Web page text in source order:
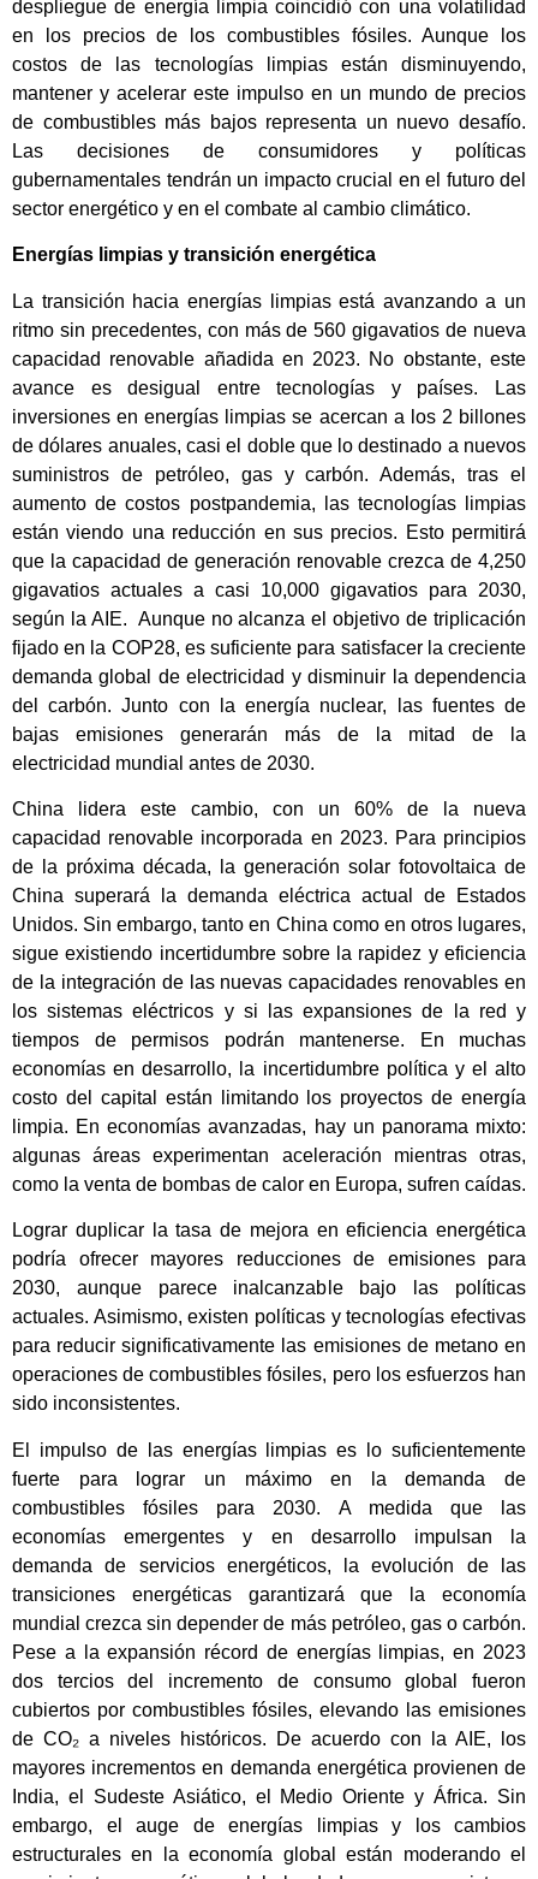
despliegue de energía limpia coincidió con una volatilidad
en los precios de los combustibles fósiles. Aunque los
costos de las tecnologías limpias están disminuyendo,
mantener y acelerar este impulso en un mundo de precios
de combustibles más bajos representa un nuevo desafío.
Las decisiones de consumidores y políticas
gubernamentales tendrán un impacto crucial en el futuro del
sector energético y en el combate al cambio climático.
Energías limpias y transición energética
La transición hacia energías limpias está avanzando a un
ritmo sin precedentes, con más de 560 gigavatios de nueva
capacidad renovable añadida en 2023. No obstante, este
avance es desigual entre tecnologías y países. Las
inversiones en energías limpias se acercan a los 2 billones
de dólares anuales, casi el doble que lo destinado a nuevos
suministros de petróleo, gas y carbón. Además, tras el
aumento de costos postpandemia, las tecnologías limpias
están viendo una reducción en sus precios. Esto permitirá
que la capacidad de generación renovable crezca de 4,250
gigavatios actuales a casi 10,000 gigavatios para 2030,
según la AIE. Aunque no alcanza el objetivo de triplicación
fijado en la COP28, es suficiente para satisfacer la creciente
demanda global de electricidad y disminuir la dependencia
del carbón. Junto con la energía nuclear, las fuentes de
bajas emisiones generarán más de la mitad de la
electricidad mundial antes de 2030.
China lidera este cambio, con un 60% de la nueva
capacidad renovable incorporada en 2023. Para principios
de la próxima década, la generación solar fotovoltaica de
China superará la demanda eléctrica actual de Estados
Unidos. Sin embargo, tanto en China como en otros lugares,
sigue existiendo incertidumbre sobre la rapidez y eficiencia
de la integración de las nuevas capacidades renovables en
los sistemas eléctricos y si las expansiones de la red y
tiempos de permisos podrán mantenerse. En muchas
economías en desarrollo, la incertidumbre política y el alto
costo del capital están limitando los proyectos de energía
limpia. En economías avanzadas, hay un panorama mixto:
algunas áreas experimentan aceleración mientras otras,
como la venta de bombas de calor en Europa, sufren caídas.
Lograr duplicar la tasa de mejora en eficiencia energética
podría ofrecer mayores reducciones de emisiones para
2030, aunque parece inalcanzable bajo las políticas
actuales. Asimismo, existen políticas y tecnologías efectivas
para reducir significativamente las emisiones de metano en
operaciones de combustibles fósiles, pero los esfuerzos han
sido inconsistentes.
El impulso de las energías limpias es lo suficientemente
fuerte para lograr un máximo en la demanda de
combustibles fósiles para 2030. A medida que las
economías emergentes y en desarrollo impulsan la
demanda de servicios energéticos, la evolución de las
transiciones energéticas garantizará que la economía
mundial crezca sin depender de más petróleo, gas o carbón.
Pese a la expansión récord de energías limpias, en 2023
dos tercios del incremento de consumo global fueron
cubiertos por combustibles fósiles, elevando las emisiones
de CO₂ a niveles históricos. De acuerdo con la AIE, los
mayores incrementos en demanda energética provienen de
India, el Sudeste Asiático, el Medio Oriente y África. Sin
embargo, el auge de energías limpias y los cambios
estructurales en la economía global están moderando el